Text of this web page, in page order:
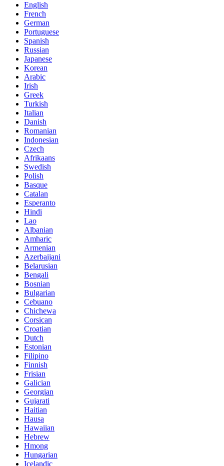
English
French
German
Portuguese
Spanish
Russian
Japanese
Korean
Arabic
Irish
Greek
Turkish
Italian
Danish
Romanian
Indonesian
Czech
Afrikaans
Swedish
Polish
Basque
Catalan
Esperanto
Hindi
Lao
Albanian
Amharic
Armenian
Azerbaijani
Belarusian
Bengali
Bosnian
Bulgarian
Cebuano
Chichewa
Corsican
Croatian
Dutch
Estonian
Filipino
Finnish
Frisian
Galician
Georgian
Gujarati
Haitian
Hausa
Hawaiian
Hebrew
Hmong
Hungarian
Icelandic